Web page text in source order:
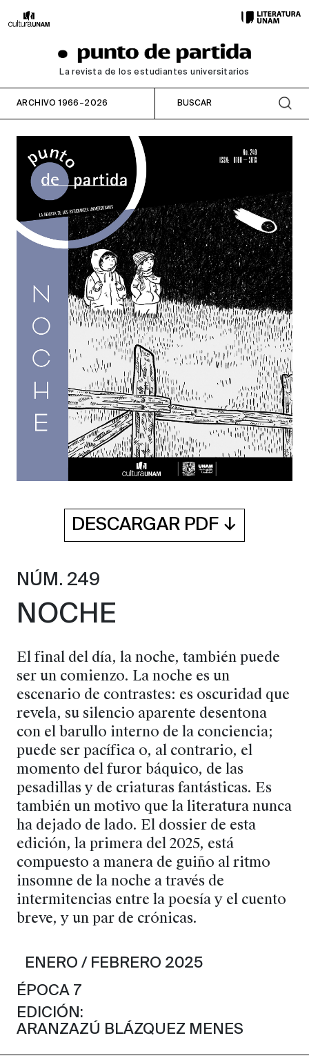
La revista de los estudiantes universitarios
ARCHIVO 1966–2026
DESCARGAR PDF ↓
NÚM. 249
NOCHE
El final del día, la noche, también puede
ser un comienzo. La noche es un
escenario de contrastes: es oscuridad que
revela, su silencio aparente desentona
con el barullo interno de la conciencia;
puede ser pacífica o, al contrario, el
momento del furor báquico, de las
pesadillas y de criaturas fantásticas. Es
también un motivo que la literatura nunca
ha dejado de lado. El dossier de esta
edición, la primera del 2025, está
compuesto a manera de guiño al ritmo
insomne de la noche a través de
intermitencias entre la poesía y el cuento
breve, y un par de crónicas.
ENERO / FEBRERO 2025
ÉPOCA 7
EDICIÓN:
ARANZAZÚ BLÁZQUEZ MENES